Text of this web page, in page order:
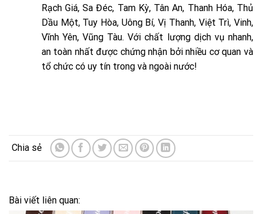
Rạch Giá, Sa Đéc, Tam Kỳ, Tân An, Thanh Hóa, Thủ
Dầu Một, Tuy Hòa, Uông Bí, Vị Thanh, Việt Trì, Vinh,
Vĩnh Yên, Vũng Tàu. Với chất lượng dịch vụ nhanh,
an toàn nhất được chứng nhận bởi nhiều cơ quan và
tổ chức có uy tín trong và ngoài nước!
Bài viết liên quan: